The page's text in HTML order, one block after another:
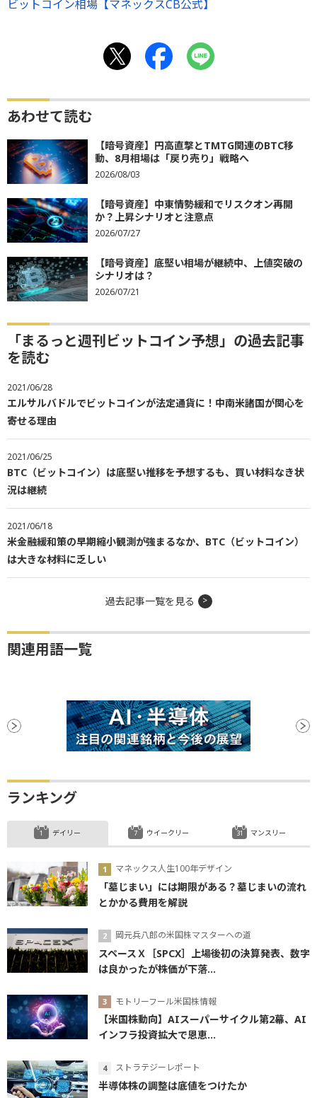
ビットコイン相場【マネックスCB公式】
あわせて読む
【暗号資産】円高直撃とTMTG関連のBTC移
動、8月相場は「戻り売り」戦略へ
2026/08/03
【暗号資産】中東情勢緩和でリスクオン再開
か？上昇シナリオと注意点
2026/07/27
【暗号資産】底堅い相場が継続中、上値突破の
シナリオは？
2026/07/21
「まるっと週刊ビットコイン予想」の過去記事
を読む
2021/06/28
エルサルバドルでビットコインが法定通貨に！中南米諸国が関心を
寄せる理由
2021/06/25
BTC（ビットコイン）は底堅い推移を予想するも、買い材料なき状
況は継続
2021/06/18
米金融緩和策の早期縮小観測が強まるなか、BTC（ビットコイン）
は大きな材料に乏しい
過去記事一覧を見る
関連用語一覧
ランキング
デイリー
マネックス人生100年デザイン
「墓じまい」には期限がある？墓じまいの流れ
とかかる費用を解説
岡元兵八郎の米国株マスターへの道
スペースＸ［SPCX］上場後初の決算発表、数字
は良かったが株価が下落...
モトリーフール米国株情報
【米国株動向】AIスーパーサイクル第2幕、AI
インフラ投資拡大で恩恵...
ストラテジーレポート
半導体株の調整は底値をつけたか
ウイークリー マンスリー